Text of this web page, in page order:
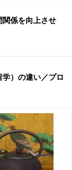
ご確認くださ
関係を向上させ
）の違い／プロ